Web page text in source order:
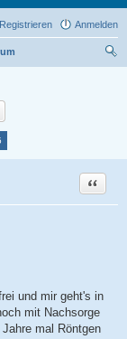
Anmelden
Registrieren
Zitat
und mir geht's in
mit Nachsorge
mal Röntgen